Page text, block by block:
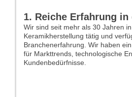
1. Reiche Erfahrung
Wir sind seit mehr als 30 Jahren
Keramikherstellung tätig und
Branchenerfahrung. Wir haben
für Markttrends, technologische
Kundenbedürfnisse.